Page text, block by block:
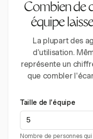
Combien de
équipe
La plupart des
d'utilisation.
représente un
que combler
Taille de l'équipe
Nombre de personnes